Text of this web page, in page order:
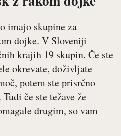
imajo skupine za
dojke. V Sloveniji
krajih 19 skupin. Če ste
okrevate, doživljate
potem ste prisrčno
če ste težave že
drugim, so vam